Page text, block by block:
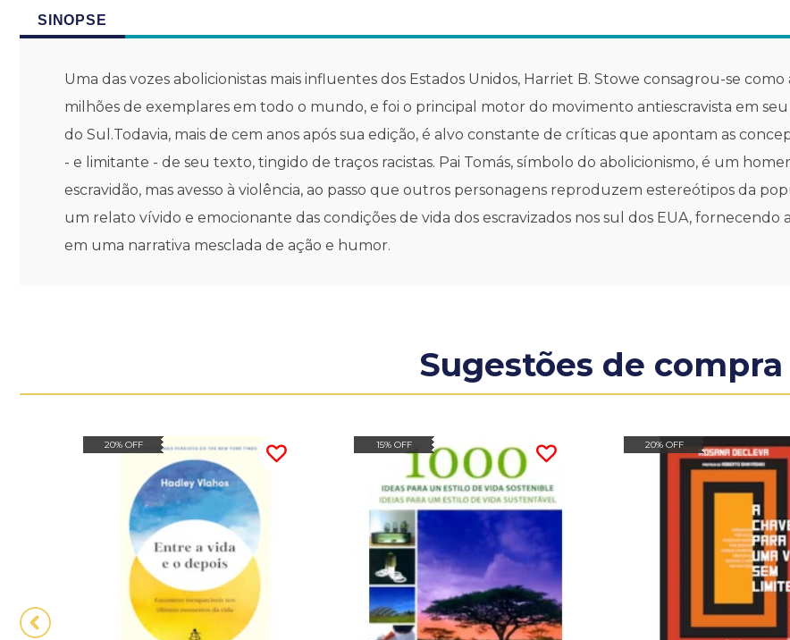
SINOPSE
Uma das vozes abolicionistas mais influentes dos Estados Unidos, Harriet B. Stowe consagrou-se
milhões de exemplares em todo o mundo, e foi o principal motor do movimento antiescravista em
do Sul.Todavia, mais de cem anos após sua edição, é alvo constante de críticas que apontam as
- e limitante - de seu texto, tingido de traços racistas. Pai Tomás, símbolo do abolicionismo, é um
escravidão, mas avesso à violência, ao passo que outros personagens reproduzem estereótipos da
um relato vívido e emocionante das condições de vida dos escravizados nos sul dos EUA,
em uma narrativa mesclada de ação e humor.
Sugestões de compra
20% OFF 15% OFF 20% OFF